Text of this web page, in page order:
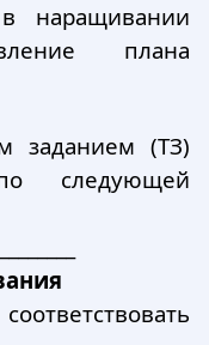
наращивании
плана
заданием (ТЗ)
следующей